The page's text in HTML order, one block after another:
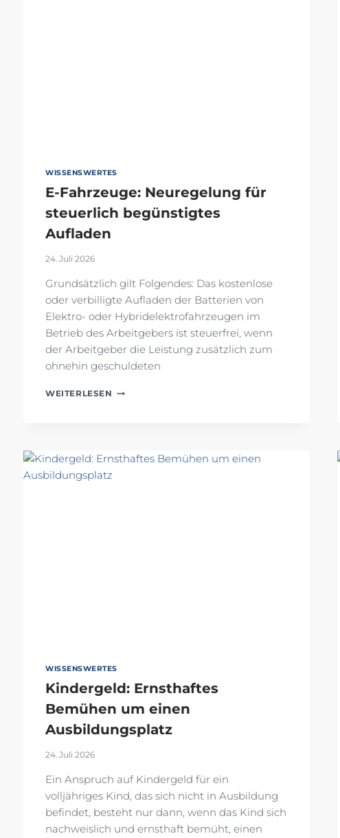
WISSENSWERTES
E-Fahrzeuge: Neuregelung für
steuerlich begünstigtes
Aufladen
24. Juli 2026
Grundsätzlich gilt Folgendes: Das kostenlose
oder verbilligte Aufladen der Batterien von
Elektro- oder Hybridelektrofahrzeugen im
Betrieb des Arbeitgebers ist steuerfrei, wenn
der Arbeitgeber die Leistung zusätzlich zum
ohnehin geschuldeten
WEITERLESEN E-
BEGÜNSTIGTES
WISSENSWERTES
Kindergeld: Ernsthaftes
Bemühen um einen
Ausbildungsplatz
24. Juli 2026
Ein Anspruch auf Kindergeld für ein
volljähriges Kind, das sich nicht in Ausbildung
befindet, besteht nur dann, wenn das Kind sich
nachweislich und ernsthaft bemüht, einen